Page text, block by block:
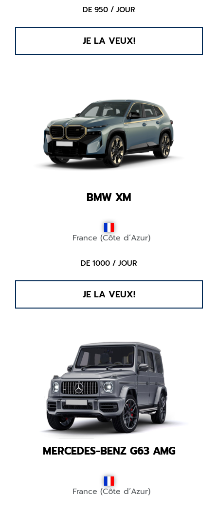
DE 950 / JOUR
JE LA VEUX!
BMW XM
France (Côte d’Azur)
DE 1000 / JOUR
JE LA VEUX!
MERCEDES-BENZ G63 AMG
France (Côte d’Azur)